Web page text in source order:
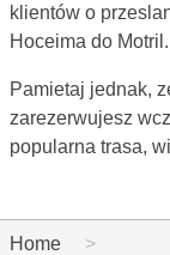
klientów o
Hoceima do Motril.
Pamietaj jednak,
zarezerwujesz
popularna trasa,
Home